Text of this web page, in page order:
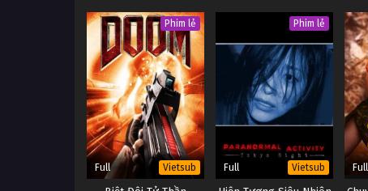
Phim lẻ
Full Vietsub
Phim lẻ
Full Vietsub Full